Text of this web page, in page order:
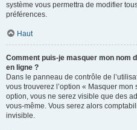
système vous permettra de modifier
préférences.
Haut
Comment puis-je masquer mon nom
en ligne ?
Dans le panneau de contrôle de
vous trouverez l’option « Masquer
option, vous ne serez visible que des
vous-même. Vous serez alors
invisible.